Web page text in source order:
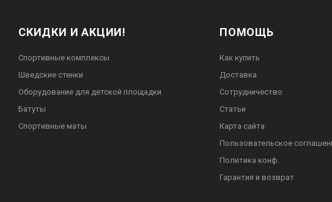
СКИДКИ И АКЦИИ!
Спортивные комплексы
Шведские стенки
Оборудование для детской площадки
Батуты
Спортивные маты
ПОМОЩЬ
Как купить
Доставка
Сотрудничество
Статьи
Карта сайта
Пользовательское
Политика конф.
Гарантия и возврат